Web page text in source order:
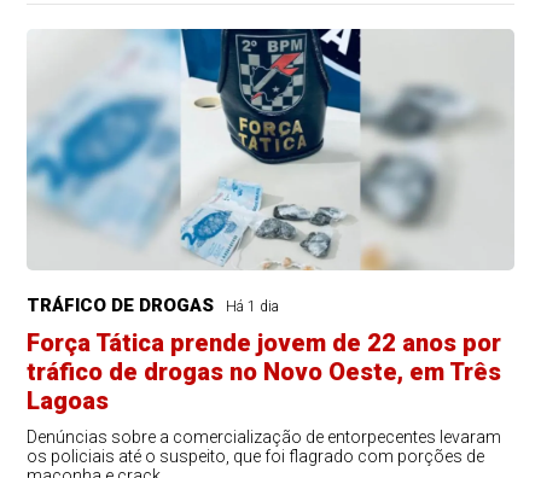
TRÁFICO DE DROGAS Há 1 dia
Força Tática prende jovem de 22 anos por
tráfico de drogas no Novo Oeste, em Três
Lagoas
Denúncias sobre a comercialização de entorpecentes levaram
os policiais até o suspeito, que foi flagrado com porções de